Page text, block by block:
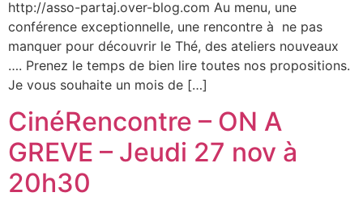
http://asso-partaj.over-blog.com Au menu, une
conférence exceptionnelle, une rencontre à ne pas
manquer pour découvrir le Thé, des ateliers nouveaux
…. Prenez le temps de bien lire toutes nos propositions.
Je vous souhaite un mois de […]
CinéRencontre – ON A
GREVE – Jeudi 27 nov à
20h30